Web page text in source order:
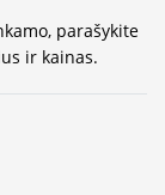
parašykite
ir kainas.